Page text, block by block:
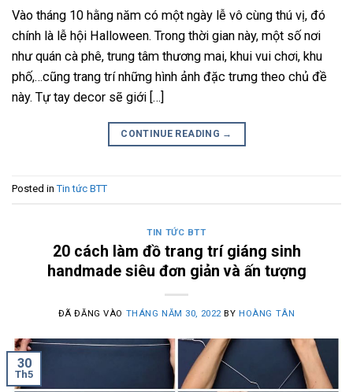
Vào tháng 10 hằng năm có một ngày lễ vô cùng thú vị, đó
chính là lễ hội Halloween. Trong thời gian này, một số nơi
như quán cà phê, trung tâm thương mai, khui vui chơi, khu
phố,…cũng trang trí những hình ảnh đặc trưng theo chủ đề
này. Tự tay decor sẽ giới […]
CONTINUE READING →
Posted inTin tức BTT
TIN TỨC BTT
20 cách làm đồ trang trí giáng sinh
handmade siêu đơn giản và ấn tượng
ĐÃ ĐĂNG VÀO THÁNG NĂM 30, 2022BYHOÀNG TÂN
30
Th5